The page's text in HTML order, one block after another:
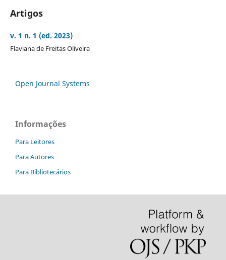
Artigos
v. 1 n. 1 (ed. 2023)
Flaviana de Freitas Oliveira
Open Journal Systems
Informações
Para Leitores
Para Autores
Para Bibliotecários